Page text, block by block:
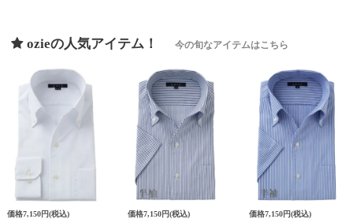
ozieの人気アイテム！ 今の旬なアイテムはこちら
価格7,150円(税込) 価格7,150円(税込) 価格7,150円(税込)